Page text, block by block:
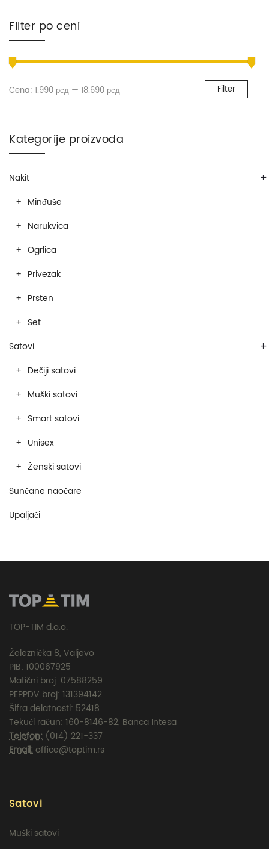
Filter po ceni
Filter
Cena: 1.990 рсд — 18.690 рсд
Kategorije proizvoda
+
Nakit
Minđuše
Narukvica
Ogrlica
Privezak
Prsten
Set
+
Satovi
Dečiji satovi
Muški satovi
Smart satovi
Unisex
Ženski satovi
Sunčane naočare
Upaljači
TOP-TIM d.o.o.
Železnička 8, Valjevo
PIB: 100067925
Matični broj: 07588259
PEPPDV broj: 131394142
Šifra delatnosti: 52418
Tekući račun: 160-8146-82, Banca Intesa
Telefon: (014) 221-337
Email:office@toptim.rs
Satovi
Muški satovi